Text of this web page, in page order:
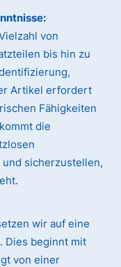
von
bis hin zu
Artikel erfordert
Fähigkeiten
die
sicherzustellen,
wir auf eine
Dies beginnt mit
von einer